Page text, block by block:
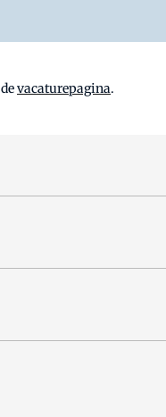
vacaturepagina.